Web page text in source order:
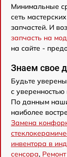
Минимальные
сеть
запчастей. И
запчасть на
на сайте -
Знаем свое
Будьте
с уверенностью
По данным
наиболее
Замена
инвентора в
сенсора,